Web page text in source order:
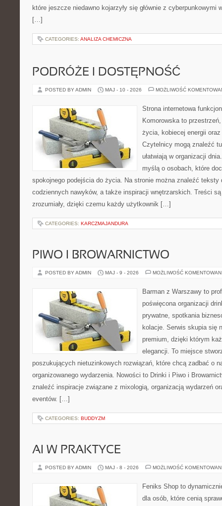
które jeszcze niedawno kojarzyły się głównie z
[…]
CATEGORIES: ANALIZA CHEMICZNA
PODRÓŻE I DOSTĘPNOŚĆ
POSTED BY ADMIN MAJ - 10 - 2026 MOŻLIWOŚĆ
Strona internetowa
Komorowska to
życia, kobiecej energii
Czytelnicy mogą znaleźć
ułatwiają w organizacji
myślą o osobach, które
spokojnego podejścia do życia. Na stronie można znaleźć
codziennych nawyków, a także inspiracji wnętrzarskich. Treści
zrozumiały, dzięki czemu każdy użytkownik […]
CATEGORIES: KARCZMAJANDURA
PIWO I BROWARNICTWO
POSTED BY ADMIN MAJ - 9 - 2026 MOŻLIWOŚĆ
Barman z Warszawy to
poświęcona organizacji
prywatne, spotkania
kolacje. Serwis skupia się
premium, dzięki którym
elegancji. To miejsce
poszukujących nietuzinkowych rozwiązań, które chcą zadbać o
organizowanego wydarzenia. Nowości to Drinki i Piwo i
znaleźć inspiracje związane z mixologią, organizacją wydarzeń
eventów. […]
CATEGORIES: BUDDYZM
AI W PRAKTYCE
POSTED BY ADMIN MAJ - 8 - 2026 MOŻLIWOŚĆ
Feniks Shop to
dla osób, które cenią